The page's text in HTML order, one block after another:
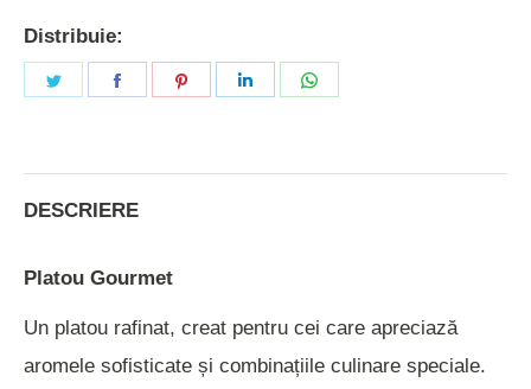
Distribuie:
Share
Share
Share
Share
DESCRIERE
Platou Gourmet
Un platou rafinat, creat pentru cei care apreciază
aromele sofisticate și combinațiile culinare speciale.